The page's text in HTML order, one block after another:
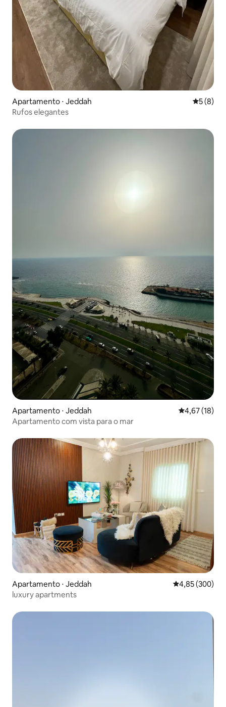
Apartamento ⋅ Jeddah 5 de
5 (8)
Rufos elegantes
Apartamento ⋅ Jeddah 4,67 de uma
4,67 (18)
Apartamento com vista para o mar
Apartamento ⋅ Jeddah 4,85 de uma
4,85 (300)
luxury apartments